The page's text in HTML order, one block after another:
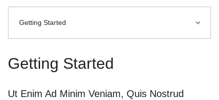
Getting Started
Ut Enim Ad Minim Veniam, Quis Nostrud
Getting Started